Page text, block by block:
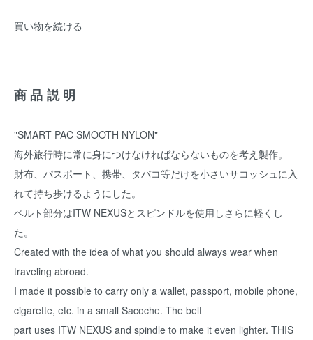
買い物を続ける
商品説明
"SMART PAC SMOOTH NYLON"
海外旅行時に常に身につけなければならないものを考え製作。
財布、パスポート、携帯、タバコ等だけを小さいサコッシュに入
れて持ち歩けるようにした。
ベルト部分はITW NEXUSとスピンドルを使用しさらに軽くし
た。
Created with the idea of what you should always wear when
traveling abroad.
I made it possible to carry only a wallet, passport, mobile phone,
cigarette, etc. in a small Sacoche. The belt
part uses ITW NEXUS and spindle to make it even lighter. THIS